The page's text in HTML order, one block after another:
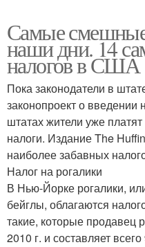
Самые
наши дни. 14
налогов в США
Пока законодатели в
законопроект о введении
штатах жители уже
налоги. Издание The
наиболее забавных
Налог на рогалики
В Нью-Йорке рогалики,
бейглы, облагаются
такие, которые продавец
2010 г. и составляет